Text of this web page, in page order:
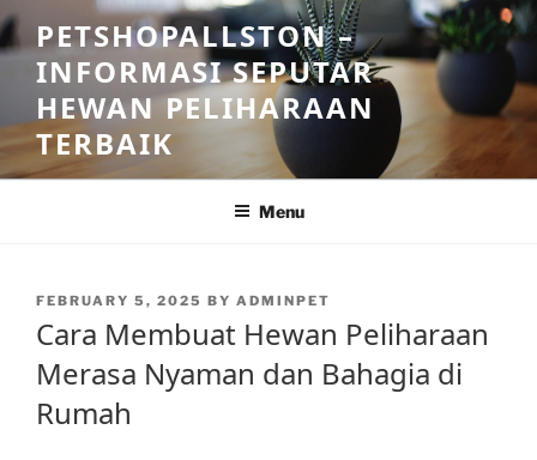
Skip
to
content
PETSHOPALLSTON –
INFORMASI SEPUTAR
HEWAN PELIHARAAN
TERBAIK
Menu
POSTED
FEBRUARY 5, 2025 BY ADMINPET
Cara Membuat Hewan Peliharaan
Merasa Nyaman dan Bahagia di
Rumah